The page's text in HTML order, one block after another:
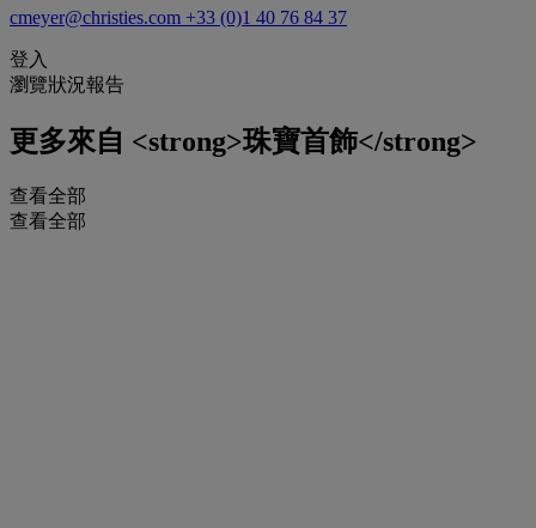
cmeyer@christies.com +33 (0)1 40 76 84 37
登入
瀏覽狀況報告
更多來自 <strong>珠寶首飾</strong>
查看全部
查看全部